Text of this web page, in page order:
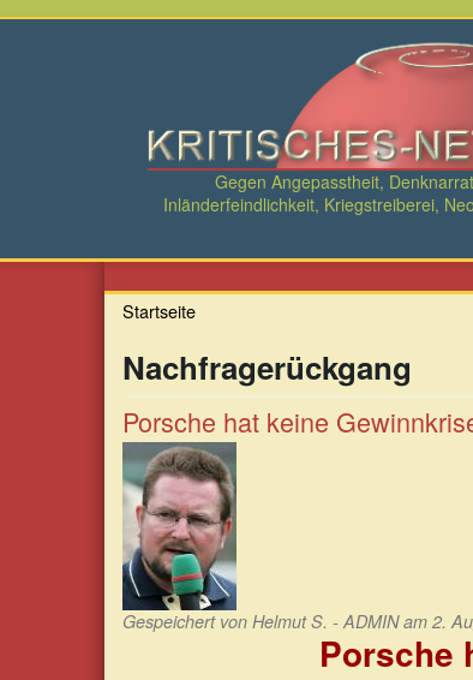
Direkt
Gegen Angepasstheit,
Inländerfeindlichkeit, Kriegstreiberei,
Startseite
Nachfragerückgang
Porsche hat keine
Gespeichert von Helmut S. - ADMINam 2.
Porsche